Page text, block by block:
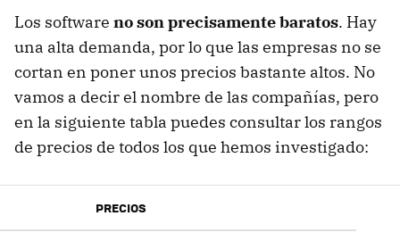
Los software no son precisamente baratos. Hay
una alta demanda, por lo que las empresas no se
cortan en poner unos precios bastante altos. No
vamos a decir el nombre de las compañías, pero
en la siguiente tabla puedes consultar los rangos
de precios de todos los que hemos investigado:
PRECIOS